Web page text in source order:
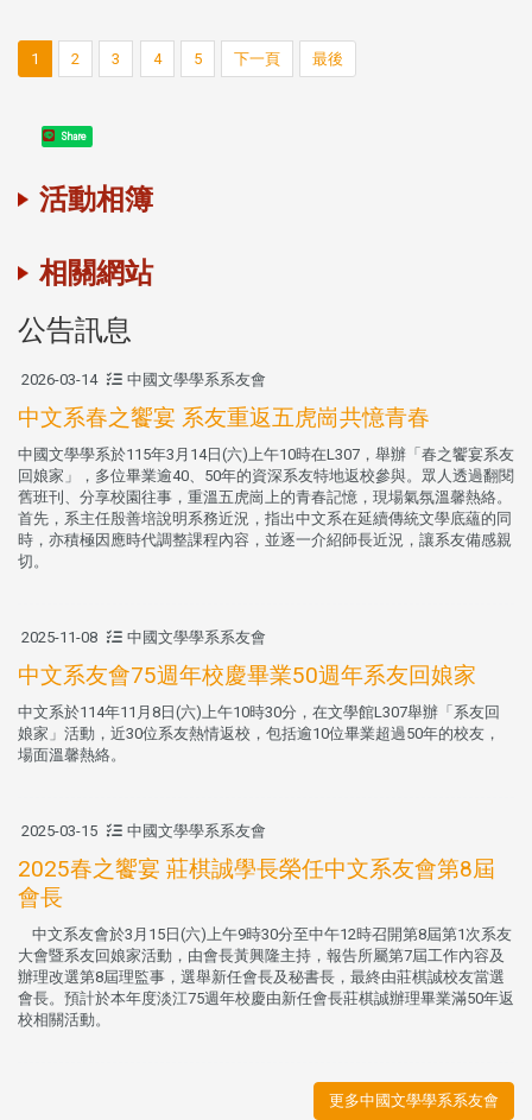
1 2 3 4 5 下一頁 最後
Share
活動相簿
相關網站
公告訊息
2026-03-14 中國文學學系系友會
中文系春之饗宴 系友重返五虎崗共憶青春
中國文學學系於115年3月14日(六)上午10時在L307，舉辦「春之饗宴系友
回娘家」，多位畢業逾40、50年的資深系友特地返校參與。眾人透過翻閱
舊班刊、分享校園往事，重溫五虎崗上的青春記憶，現場氣氛溫馨熱絡。
首先，系主任殷善培說明系務近況，指出中文系在延續傳統文學底蘊的同
時，亦積極因應時代調整課程內容，並逐一介紹師長近況，讓系友備感親
切。
2025-11-08 中國文學學系系友會
中文系友會75週年校慶畢業50週年系友回娘家
中文系於114年11月8日(六)上午10時30分，在文學館L307舉辦「系友回
娘家」活動，近30位系友熱情返校，包括逾10位畢業超過50年的校友，
場面溫馨熱絡。
2025-03-15 中國文學學系系友會
2025春之饗宴 莊棋誠學長榮任中文系友會第8屆
會長
中文系友會於3月15日(六)上午9時30分至中午12時召開第8屆第1次系友
大會暨系友回娘家活動，由會長黃興隆主持，報告所屬第7屆工作內容及
辦理改選第8屆理監事，選舉新任會長及秘書長，最終由莊棋誠校友當選
會長。預計於本年度淡江75週年校慶由新任會長莊棋誠辦理畢業滿50年返
校相關活動。
更多中國文學學系系友會